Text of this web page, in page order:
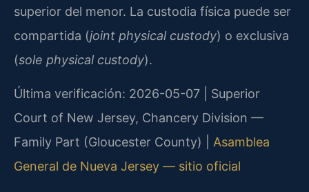
superior del menor. La custodia física puede ser
compartida (joint physical custody) o exclusiva
(sole physical custody).
Última verificación: 2026-05-07 | Superior
Court of New Jersey, Chancery Division —
Family Part (Gloucester County) | Asamblea
General de Nueva Jersey — sitio oficial